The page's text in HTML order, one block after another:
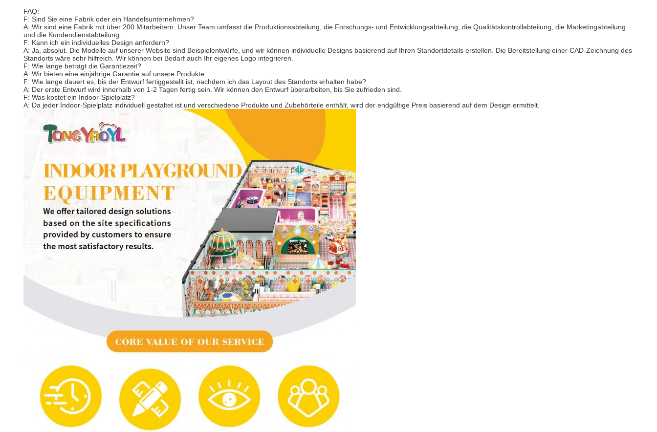
FAQ:
F: Sind Sie eine Fabrik oder ein Handelsunternehmen?
A: Wir sind eine Fabrik mit über 200 Mitarbeitern. Unser Team umfasst die Produktionsabteilung, die Forschungs- und Entwicklungsabteilung, die Qualitätskontrollabteilung, die Marketingabteilung
und die Kundendienstabteilung.
F: Kann ich ein individuelles Design anfordern?
A: Ja, absolut. Die Modelle auf unserer Website sind Beispielentwürfe, und wir können individuelle Designs basierend auf Ihren Standortdetails erstellen. Die Bereitstellung einer CAD-Zeichnung des
Standorts wäre sehr hilfreich. Wir können bei Bedarf auch Ihr eigenes Logo integrieren.
F: Wie lange beträgt die Garantiezeit?
A: Wir bieten eine einjährige Garantie auf unsere Produkte.
F: Wie lange dauert es, bis der Entwurf fertiggestellt ist, nachdem ich das Layout des Standorts erhalten habe?
A: Der erste Entwurf wird innerhalb von 1-2 Tagen fertig sein. Wir können den Entwurf überarbeiten, bis Sie zufrieden sind.
F: Was kostet ein Indoor-Spielplatz?
A: Da jeder Indoor-Spielplatz individuell gestaltet ist und verschiedene Produkte und Zubehörteile enthält, wird der endgültige Preis basierend auf dem Design ermittelt.